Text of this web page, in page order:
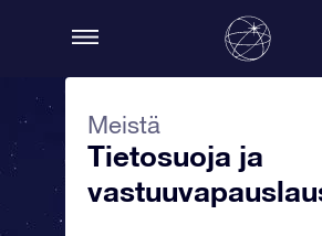
Meistä
Tietosuoja ja